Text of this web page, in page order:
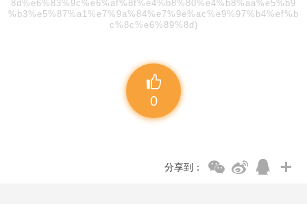
8d%e6%83%9c%e6%af%8f%e4%b8%80%e4%b8%aa%e5%b9
%b3%e5%87%a1%e7%9a%84%e7%9e%ac%e9%97%b4%ef%b
c%8c%e6%89%8d)
0
分享到：